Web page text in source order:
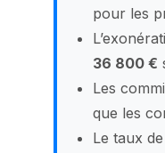
pour les
36 800 €
Les
que les
Le taux